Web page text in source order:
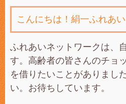
こんにちは！絹一ふれあ
ふれあいネットワークは、
す。高齢者の皆さんのチョ
を借りたいことがありまし
い。お待ちしています。